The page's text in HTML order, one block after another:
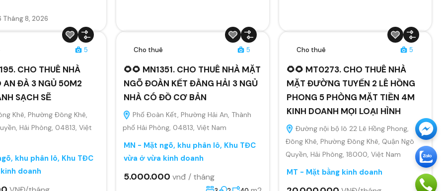
Tháng 8, 2026
5
CHO THUÊ NHÀ
AN ĐÀ 3 NGỦ 50M2
SẠCH SẼ
Khê, Phường Đông Khê,
Hải Phòng, 04813, Việt
khu phân lô, Khu TĐC
doanh
Cho thuê 5
🌻🌻 MN1351. CHO THUÊ NHÀ MẶT
NGÕ ĐOÀN KẾT ĐẰNG HẢI 3 NGỦ
NHÀ CÓ ĐỒ CƠ BẢN
Phố Đoàn Kết, Phường Hải An, Thành
phố Hải Phòng, 04813, Việt Nam
MN - Mặt ngõ, khu phân lô, Khu TĐC
vừa ở vừa kinh doanh
5.000.000 vnđ / tháng
Cho thuê 5
🌻🌻 MT0273. CHO THUÊ NHÀ
MẶT ĐƯỜNG TUYẾN 2 LÊ HỒNG
PHONG 5 PHÒNG MẶT TIỀN 4M
KINH DOANH MỌI LOẠI HÌNH
Đường nội bộ lô 22 Lê Hồng Phong,
Đông Khê, Phường Đông Khê, Quận Ngô
Quyền, Hải Phòng, 18000, Việt Nam
MT - Mặt bằng kinh doanh